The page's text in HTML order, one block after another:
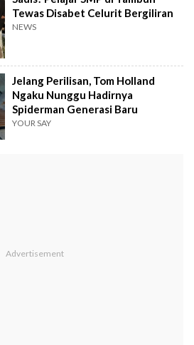
Tewas Disabet Celurit Bergiliran
NEWS
Jelang Perilisan, Tom Holland
Ngaku Nunggu Hadirnya
Spiderman Generasi Baru
YOUR SAY